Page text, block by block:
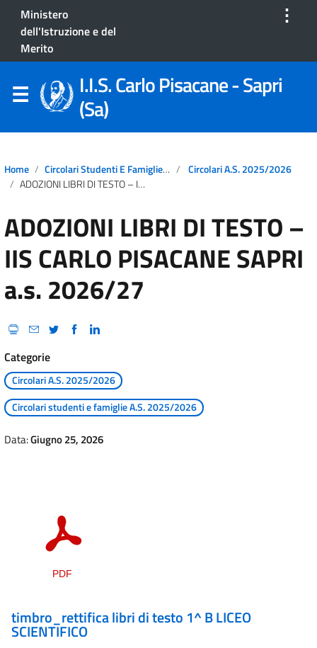
Ministero
dell'Istruzione e del
Merito
⋮
I.I.S. Carlo Pisacane - Sapri
(Sa)
Home Circolari Studenti E Famiglie A.S. 2025/2026
Circolari A.S. 2025/2026
ADOZIONI LIBRI DI TESTO – IIS CARLO PISACANE SAPRI A.s. 2026/27
ADOZIONI LIBRI DI TESTO –
IIS CARLO PISACANE SAPRI
a.s. 2026/27
Categorie
Circolari A.S. 2025/2026
Circolari studenti e famiglie A.S. 2025/2026
Data:Giugno 25, 2026
timbro_rettifica libri di testo 1^ B LICEO
SCIENTIFICO